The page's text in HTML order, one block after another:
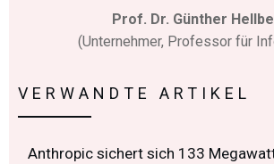
Prof. Dr. Günther
(Unternehmer, Professor für
VERWANDTE ARTIKEL
Anthropic sichert sich 133